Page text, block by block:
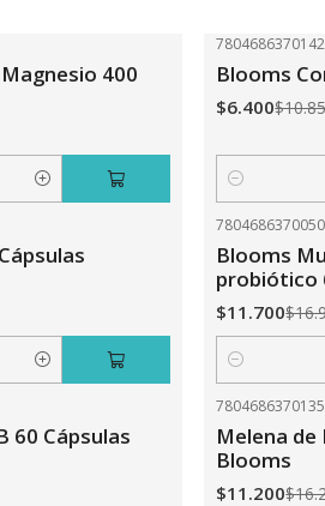
400
7804686370142
Blooms
$6.400
Cantidad
7804686370050
Blooms
probiótico
$11.700
Cantidad
60 Cápsulas
7804686370135
Melena de
Blooms
$11.200